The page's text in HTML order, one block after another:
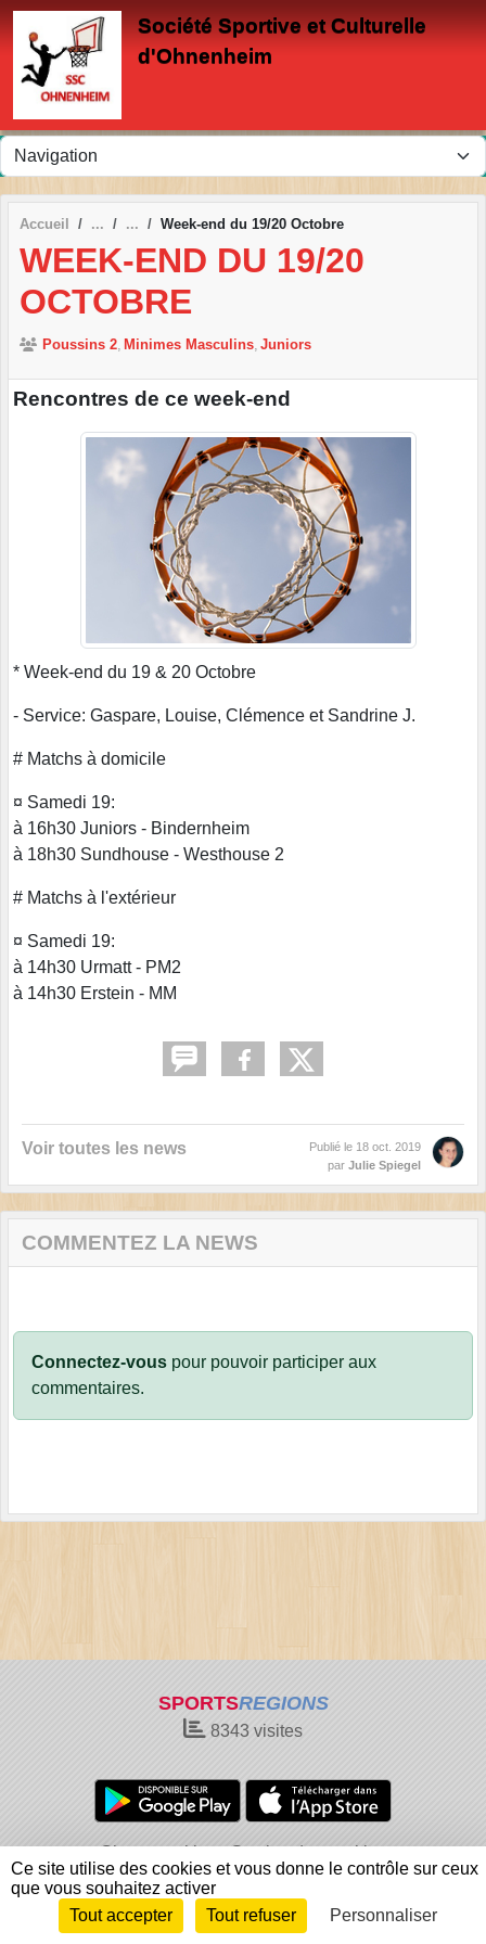
Société Sportive et Culturelle
d'Ohnenheim
Accueil Week-end du 19/20 Octobre
WEEK-END DU 19/20
OCTOBRE
Poussins 2 Minimes Masculins Juniors
Rencontres de ce week-end
* Week-end du 19 & 20 Octobre
- Service: Gaspare, Louise, Clémence et Sandrine J.
# Matchs à domicile
¤ Samedi 19:
à 16h30 Juniors - Bindernheim
à 18h30 Sundhouse - Westhouse 2
# Matchs à l'extérieur
¤ Samedi 19:
à 14h30 Urmatt - PM2
à 14h30 Erstein - MM
Voir toutes les news Publié le 18 oct. 2019
par Julie Spiegel
COMMENTEZ LA NEWS
Connectez-vous pour pouvoir participer aux
commentaires.
SPORTSREGIONS
8343 visites
Charte cookies
Gestion des cookies
Informations légales
Signaler un contenu inapproprié
Envie de participer ? Connexion
Panneau de gestion des cookies
Ce site utilise des cookies et vous donne le contrôle sur ceux
que vous souhaitez activer
Tout accepter
Tout refuser Personnaliser